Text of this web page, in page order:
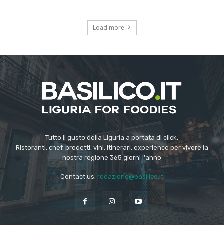
Load more
Tutto il gusto della Liguria a portata di click.
Ristoranti, chef, prodotti, vini, itinerari, experience per vivere la
nostra regione 365 giorni l'anno
Contact us: redazione@basilico.it